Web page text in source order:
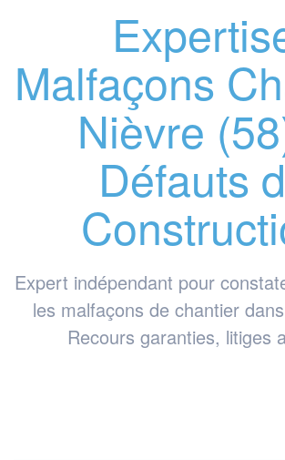
Malfaçons
Nièvre
Défauts
Expert indépendant pour
les malfaçons de chantier
Recours garanties, litiges